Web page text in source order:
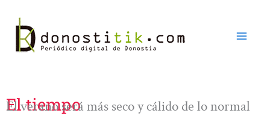
contenido
El tiempo
El verano será más seco y cálido de lo normal